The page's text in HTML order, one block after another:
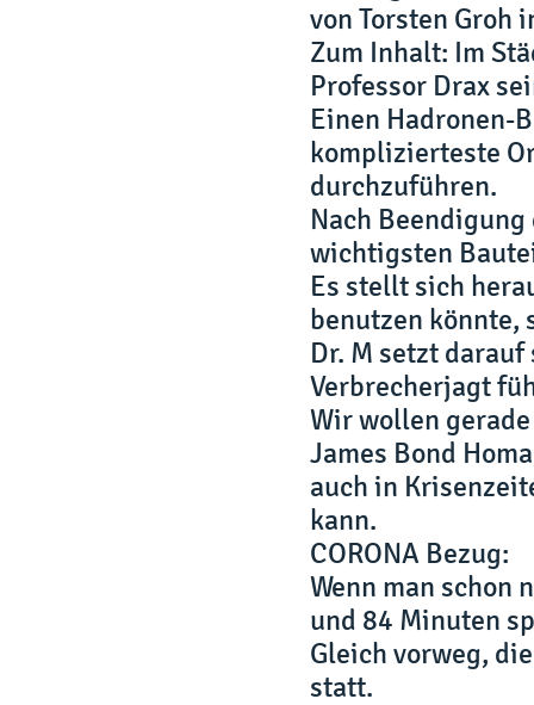
von Torsten Groh
Zum Inhalt: Im
Professor Drax
Einen Hadronen-
komplizierteste
durchzuführen.
Nach
wichtigsten
Es stellt sich
benutzen könnte,
Dr. M setzt
Verbrecherjagt
Wir wollen
James Bond
auch in
kann.
CORONA Bezug:
Wenn man schon
und 84 Minuten
Gleich vorweg,
statt.